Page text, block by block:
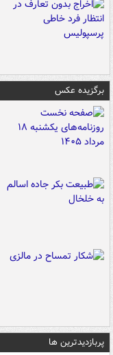
برگزیده عکس
پربازدیدترین ها